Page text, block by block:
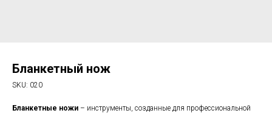
Бланкетный нож
SKU: 020
Бланкетные ножи – инструменты, созданные для профессиональной